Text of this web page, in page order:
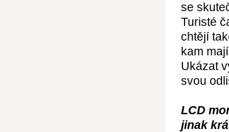
se
Turisté
chtějí
kam
Ukázat
svou
LCD
jinak